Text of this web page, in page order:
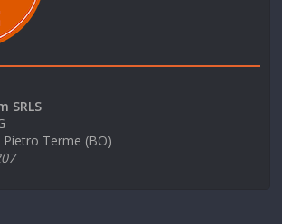
SRLS
Pietro Terme (BO)